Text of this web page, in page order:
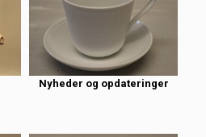
Nyheder og opdateringer